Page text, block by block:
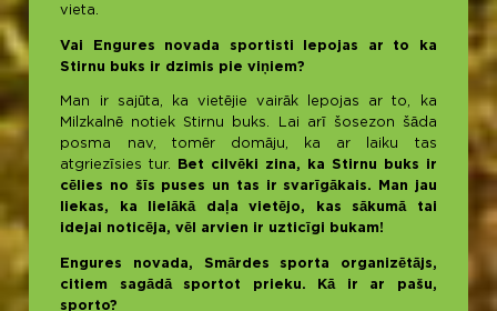
vieta.
Vai Engures novada sportisti lepojas ar to ka
Stirnu buks ir dzimis pie viņiem?
Man ir sajūta, ka vietējie vairāk lepojas ar to, ka
Milzkalnē notiek Stirnu buks. Lai arī šosezon šāda
posma nav, tomēr domāju, ka ar laiku tas
atgriezīsies tur.
Bet cilvēki zina, ka Stirnu buks ir
cēlies no šīs puses un tas ir svarīgākais. Man jau
liekas, ka lielākā daļa vietējo, kas sākumā tai
idejai noticēja, vēl arvien ir uzticīgi bukam!
Engures novada, Smārdes sporta organizētājs,
citiem sagādā sportot prieku. Kā ir ar pašu,
sporto?